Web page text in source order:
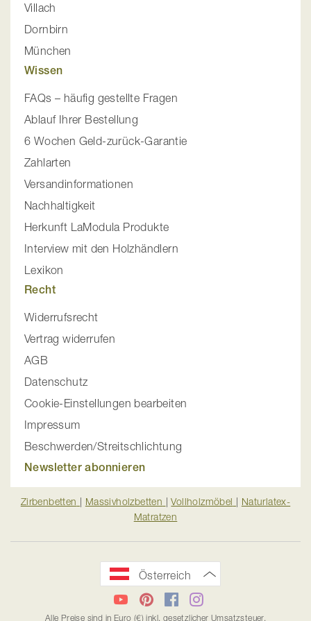
Villach
Dornbirn
München
Wissen
FAQs – häufig gestellte Fragen
Ablauf Ihrer Bestellung
6 Wochen Geld-zurück-Garantie
Zahlarten
Versandinformationen
Nachhaltigkeit
Herkunft LaModula Produkte
Interview mit den Holzhändlern
Lexikon
Recht
Widerrufsrecht
Vertrag widerrufen
AGB
Datenschutz
Cookie-Einstellungen bearbeiten
Impressum
Beschwerden/Streitschlichtung
Newsletter abonnieren
Zirbenbetten | Massivholzbetten |Vollholzmöbel | Naturlatex-
Matratzen
Österreich
Alle Preise sind in Euro (€) inkl. gesetzlicher Umsatzsteuer.